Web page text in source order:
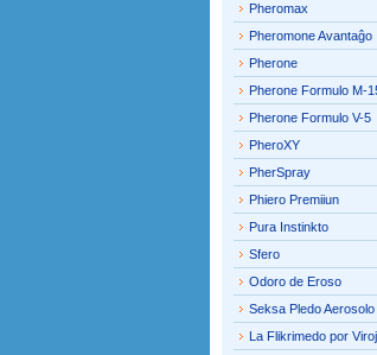
Pheromax
Pheromone Avantaĝo
Pherone
Pherone Formulo M-
Pherone Formulo V-5
PheroXY
PherSpray
Phiero Premiiun
Pura Instinkto
Sfero
Odoro de Eroso
Seksa Pledo Aerosolo
La Flikrimedo por Viroj